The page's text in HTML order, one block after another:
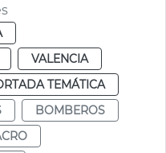
VALENCIA
TEMÁTICA
BOMBEROS